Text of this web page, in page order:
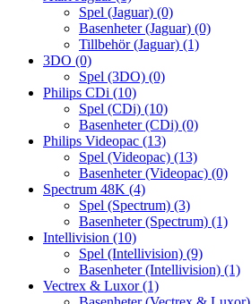
Spel (Jaguar) (0)
Basenheter (Jaguar) (0)
Tillbehör (Jaguar) (1)
3DO (0)
Spel (3DO) (0)
Philips CDi (10)
Spel (CDi) (10)
Basenheter (CDi) (0)
Philips Videopac (13)
Spel (Videopac) (13)
Basenheter (Videopac) (0)
Spectrum 48K (4)
Spel (Spectrum) (3)
Basenheter (Spectrum) (1)
Intellivision (10)
Spel (Intellivision) (9)
Basenheter (Intellivision) (1)
Vectrex & Luxor(1)